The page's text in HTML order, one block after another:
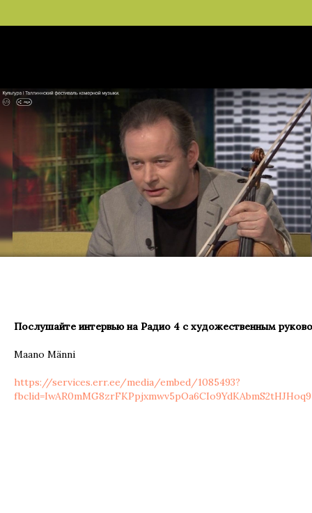
Послушайте интервью на Радио 4 с художественным
Maano Männi
https://services.err.ee/media/embed/1085493?